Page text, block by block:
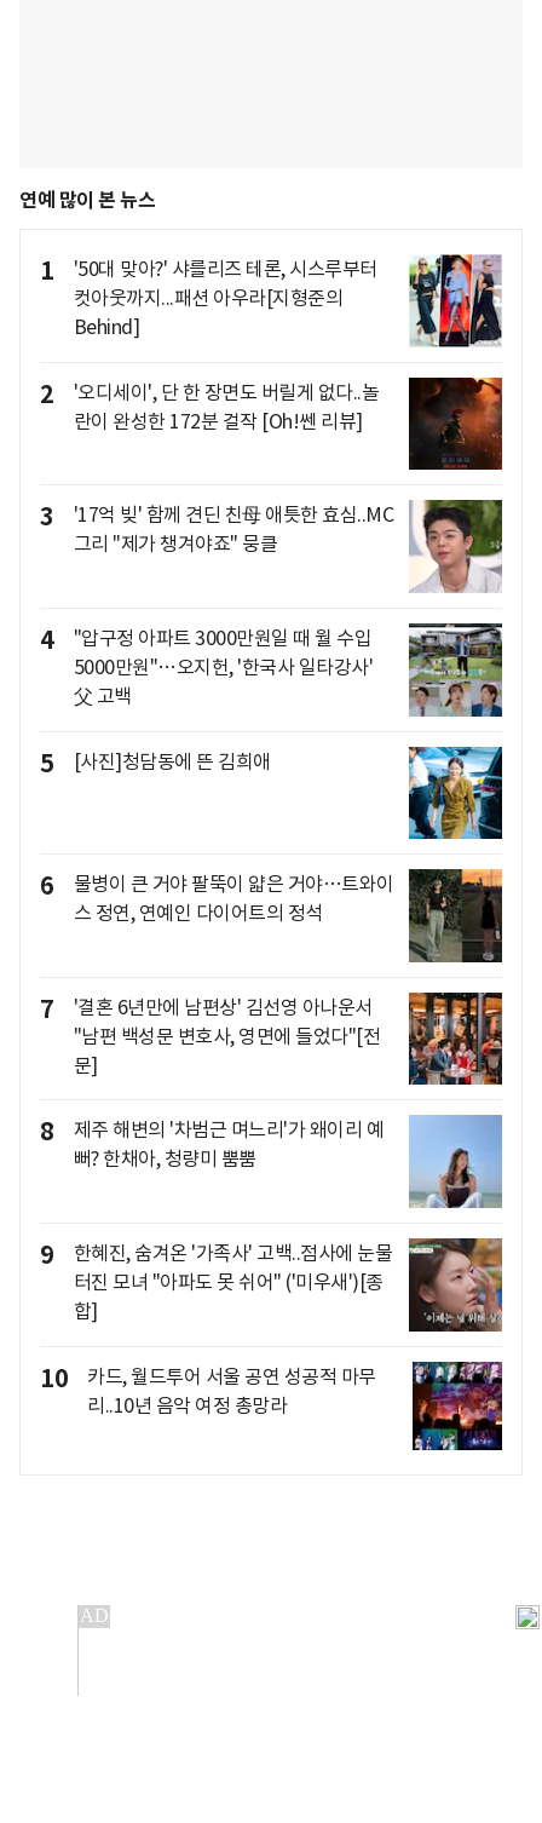
연예 많이 본 뉴스
1
'50대 맞아?' 샤를리즈 테론, 시스루부터
컷아웃까지...패션 아우라[지형준의
Behind]
2
'오디세이', 단 한 장면도 버릴게 없다..놀
란이 완성한 172분 걸작 [Oh!쎈 리뷰]
3
'17억 빚' 함께 견딘 친母 애틋한 효심..MC
그리 "제가 챙겨야죠" 뭉클
4
"압구정 아파트 3000만원일 때 월 수입
5000만원"…오지헌, '한국사 일타강사'
父 고백
5 [사진]청담동에 뜬 김희애
6
물병이 큰 거야 팔뚝이 얇은 거야…트와이
스 정연, 연예인 다이어트의 정석
7
'결혼 6년만에 남편상' 김선영 아나운서
"남편 백성문 변호사, 영면에 들었다"[전
문]
8
제주 해변의 '차범근 며느리'가 왜이리 예
뻐? 한채아, 청량미 뿜뿜
9
한혜진, 숨겨온 '가족사' 고백..점사에 눈물
터진 모녀 "아파도 못 쉬어" ('미우새')[종
합]
10
카드, 월드투어 서울 공연 성공적 마무
리..10년 음악 여정 총망라